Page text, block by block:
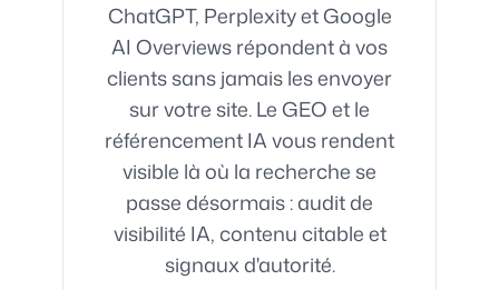
ChatGPT, Perplexity et Google
AI Overviews répondent à vos
clients sans jamais les envoyer
sur votre site. Le GEO et le
référencement IA vous rendent
visible là où la recherche se
passe désormais : audit de
visibilité IA, contenu citable et
signaux d'autorité.